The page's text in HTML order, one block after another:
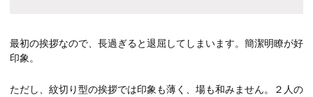
最初の挨拶なので、長過ぎると退屈してしまいます。簡潔明瞭が好
印象。
ただし、紋切り型の挨拶では印象も薄く、場も和みません。２人の